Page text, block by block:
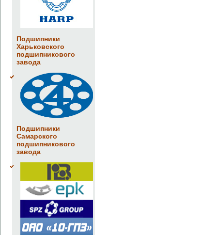
Подшипники
Харьковского
подшипникового
завода
Подшипники
Самарского
подшипникового
завода